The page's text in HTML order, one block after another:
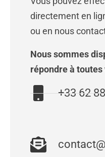
directement en
ou en nous
Nous sommes
répondre à toutes
+33 62